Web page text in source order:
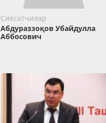
Сиёсатчилар
Абдураззоқов Убайдулла
Аббосович